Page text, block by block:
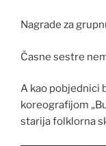
Nagrade za
Časne sestre
A kao pobjednici
koreografijom
starija folklorna